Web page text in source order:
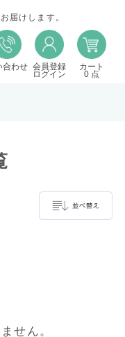
届けします。
合わせ 会員登録
ログイン
カート
0 点
せん。